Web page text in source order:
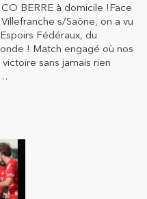
BERRE à domicile !Face
s/Saône, on a vu
Fédéraux, du
! Match engagé où nos
sans jamais rien